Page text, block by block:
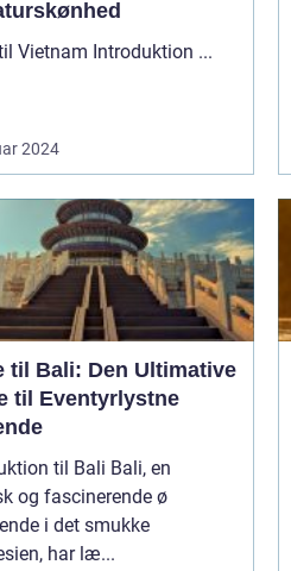
Rejse til Vietnam Introduktion ...
2024
til Bali: Den Ultimative
til Eventyrlystne
til Bali Bali, en
og fascinerende ø
i det smukke
har læ...